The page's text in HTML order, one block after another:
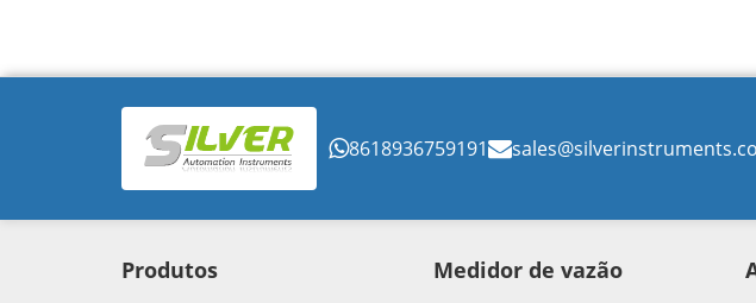
8618936759191
Produtos Medidor de vazão